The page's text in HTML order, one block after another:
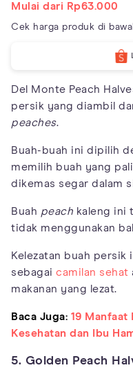
Mulai dari Rp63.000
Cek harga produk di
Del Monte Peach
persik yang diambil
peaches.
Buah-buah ini dipilih
memilih buah yang
dikemas segar dalam
Buah peach kaleng ini
tidak menggunakan
Kelezatan buah
sebagai camilan sehat
makanan yang lezat.
Baca Juga: 19 Manfaat
Kesehatan dan Ibu
5. Golden Peach